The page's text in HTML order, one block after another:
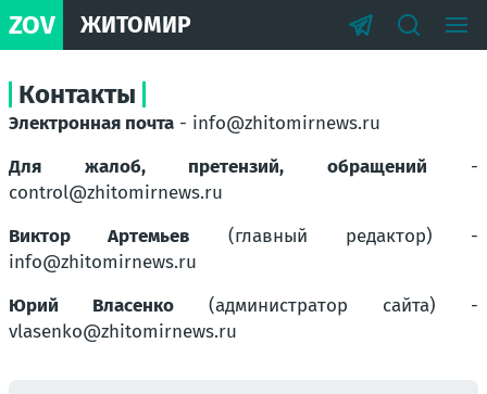
ZOV ЖИТОМИР
Контакты
Электронная почта - info@zhitomirnews.ru
Для жалоб, претензий, обращений -
control@zhitomirnews.ru
Виктор Артемьев (главный редактор) -
info@zhitomirnews.ru
Юрий Власенко (администратор сайта) -
vlasenko@zhitomirnews.ru